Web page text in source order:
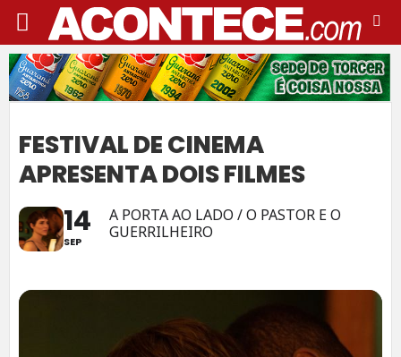
FESTIVAL DE CINEMA
APRESENTA DOIS FILMES
14
SEP
A PORTA AO LADO / O PASTOR E O
GUERRILHEIRO